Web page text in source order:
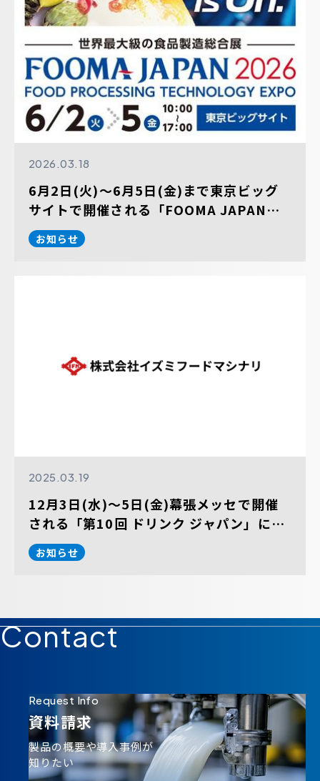
2026.03.18
6月2日(火)～6月5日(金)まで東京ビッグ
サイトで開催される「FOOMA JAPAN
2026 国際食品工業展」に出展します。
お知らせ
2025.03.19
12月3日(水)～5日(金)幕張メッセで開催
される「第10回 ドリンク ジャパン」に出
展します。
お知らせ
Contact
Request Info
資料請求
製品の概要や導入事例が
知りたい